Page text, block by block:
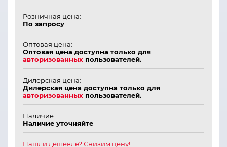
Розничная цена:
По запросу
Оптовая цена:
Оптовая цена доступна только для
авторизованных пользователей.
Дилерская цена:
Дилерская цена доступна только для
авторизованных пользователей.
Наличие:
Наличие уточняйте
Нашли дешевле? Снизим цену!